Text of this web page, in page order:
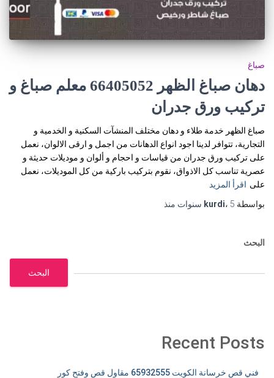
صباغ
دهان صباغ الظهر 66405052 معلم صباغ و
تركيب ورق جدران
صباغ الظهر خدمة طلاء و دهان مختلف المنشآت السكنية و الخدمية و
التجارية، تتوافر لدينا اجود انواع الدهانات من اجمل و ارقى الالوان، نعمل
على تركيب ورق جدران من قياسات و احجام و ألوان و موديلات حديثة و
عصرية تناسب كل الاذواق، نقوم بتركيب باركية من كل الموديلات، نعمل
على اقرأ المزيد
بواسطة
kurdi، 5 سنوات منذ
البحث
البحث
Recent Posts
فني قص خرسانة الكويت 65932555 مقاول قص وفتح كور